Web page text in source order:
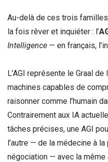
Au-delà de ces trois
la fois rêver et inquiéter : l’
Intelligence — en français,
L’AGI représente le Graal
machines capables de
raisonner comme l’humain
Contrairement aux IA
tâches précises, une AGI
l’autre — de la médecine à
négociation — avec la même